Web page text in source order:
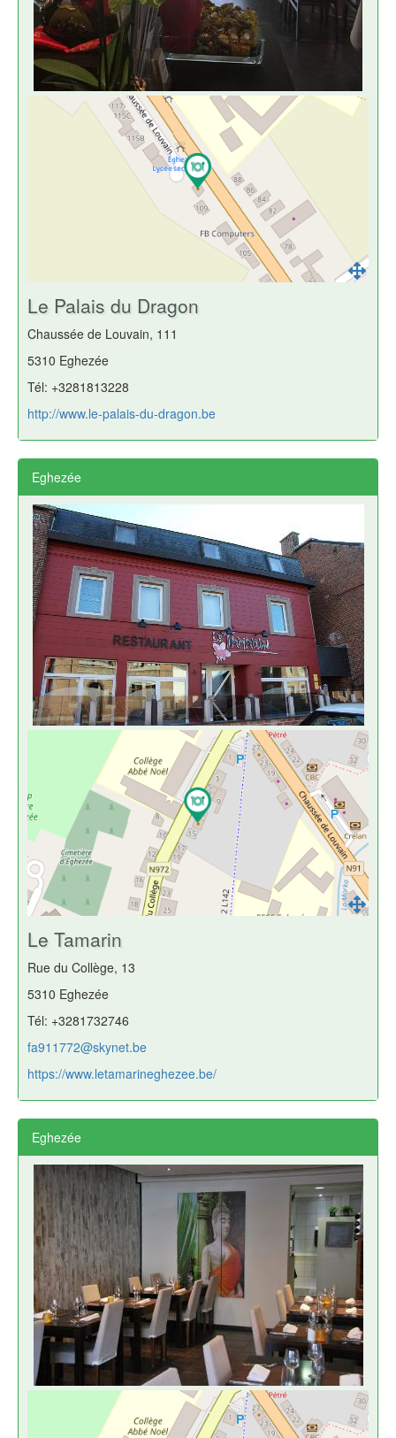
Le Palais du Dragon
Chaussée de Louvain, 111
5310 Eghezée
Tél: +3281813228
http://www.le-palais-du-dragon.be
Eghezée
Le Tamarin
Rue du Collège, 13
5310 Eghezée
Tél: +3281732746
fa911772@skynet.be
https://www.letamarineghezee.be/
Eghezée